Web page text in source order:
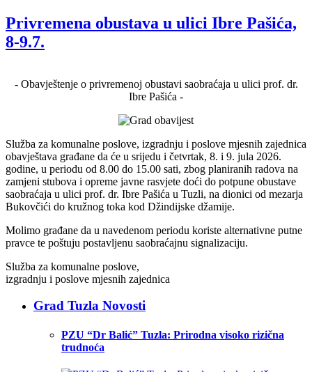
Privremena obustava u ulici Ibre Pašića,
8-9.7.
- Obavještenje o privremenoj obustavi saobraćaja u ulici prof. dr.
Ibre Pašića -
Služba za komunalne poslove, izgradnju i poslove mjesnih zajednica
obavještava građane da će u srijedu i četvrtak, 8. i 9. jula 2026.
godine, u periodu od 8.00 do 15.00 sati, zbog planiranih radova na
zamjeni stubova i opreme javne rasvjete doći do potpune obustave
saobraćaja u ulici prof. dr. Ibre Pašića u Tuzli, na dionici od mezarja
Bukovčići do kružnog toka kod Džindijske džamije.
Molimo građane da u navedenom periodu koriste alternativne putne
pravce te poštuju postavljenu saobraćajnu signalizaciju.
Služba za komunalne poslove,
izgradnju i poslove mjesnih zajednica
Grad Tuzla Novosti
PZU “Dr Balić” Tuzla: Prirodna visoko rizična
trudnoća